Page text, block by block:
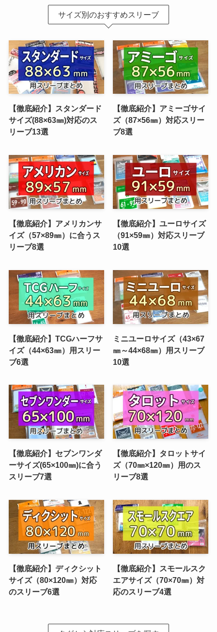
サイズ別のおすすめスリーブ
【徹底紹介】スタンダード
サイズ(88×63㎜)対応のス
リーブ13選
【徹底紹介】アミーゴサイ
ズ（87×56㎜）対応スリー
ブ8選
【徹底紹介】アメリカンサ
イズ（57×89㎜）に合うス
リーブ8選
【徹底紹介】ユーロサイズ
（91×59㎜）対応スリーブ
10選
【徹底紹介】TCGハーフサ
イズ（44×63㎜）用スリー
ブ6選
ミニユーロサイズ（43×67
㎜～44×68㎜）用スリーブ
10選
【徹底紹介】セブンワンダ
ーサイズ(65×100㎜)に合う
スリーブ7選
【徹底紹介】タロットサイ
ズ（70㎜×120㎜）用のス
リーブ8選
【徹底紹介】ディクシット
サイズ（80×120㎜）対応
のスリーブ6選
【徹底紹介】スモールスク
エアサイズ（70×70㎜）対
応のスリーブ4選